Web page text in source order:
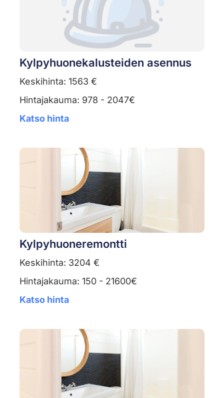
Kylpyhuonekalusteiden asennus
Keskihinta: 1563 €
Hintajakauma: 978 - 2047€
Katso hinta
Kylpyhuoneremontti
Keskihinta: 3204 €
Hintajakauma: 150 - 21600€
Katso hinta